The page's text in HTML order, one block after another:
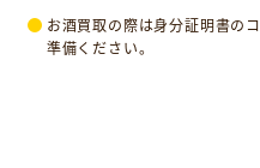
お酒買取の際は身分証明書の
準備ください。